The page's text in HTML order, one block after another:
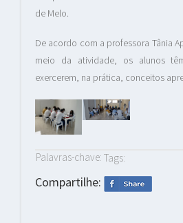
de Melo.
De acordo com a professora Tânia
meio da atividade, os alunos
exercerem, na prática, conceitos
Palavras-chave: Tags:
Compartilhe: